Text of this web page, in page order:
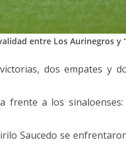
entre Los Aurinegros y
dos empates y
frente a los
Saucedo se